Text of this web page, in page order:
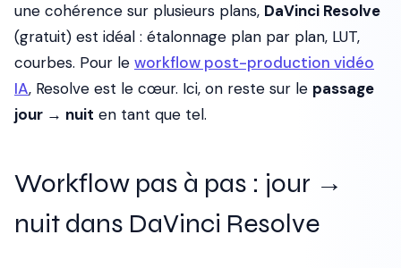
une cohérence sur plusieurs plans, DaVinci Resolve
(gratuit) est idéal : étalonnage plan par plan, LUT,
courbes. Pour le workflow post-production vidéo
IA, Resolve est le cœur. Ici, on reste sur le passage
jour → nuit en tant que tel.
Workflow pas à pas : jour →
nuit dans DaVinci Resolve